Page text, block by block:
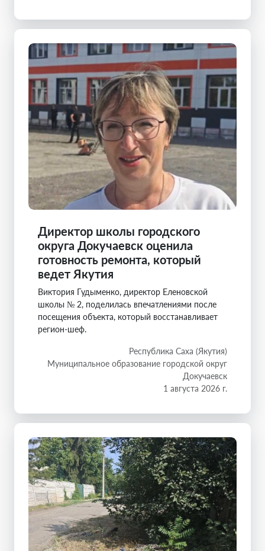
Директор школы городского
округа Докучаевск оценила
готовность ремонта, который
ведет Якутия
Виктория Гудыменко, директор Еленовской
школы № 2, поделилась впечатлениями после
посещения объекта, который восстанавливает
регион-шеф.
Республика Саха (Якутия)
Муниципальное образование городской округ
Докучаевск
1 августа 2026 г.